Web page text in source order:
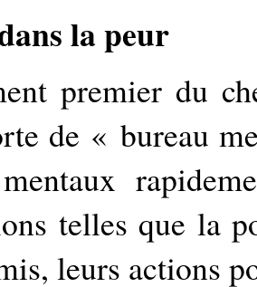
la peur
premier du
de « bureau
telles que la
leurs actions